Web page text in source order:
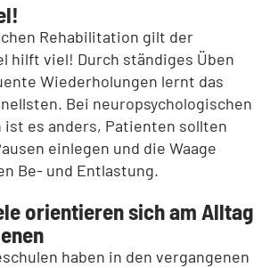
Rehabilitation gilt der
hilft viel! Durch ständiges Üben
Wiederholungen lernt das
Bei neuropsychologischen
ist es anders, Patienten sollten
einlegen und die Waage
Be- und Entlastung.
orientieren sich am Alltag
haben in den vergangenen